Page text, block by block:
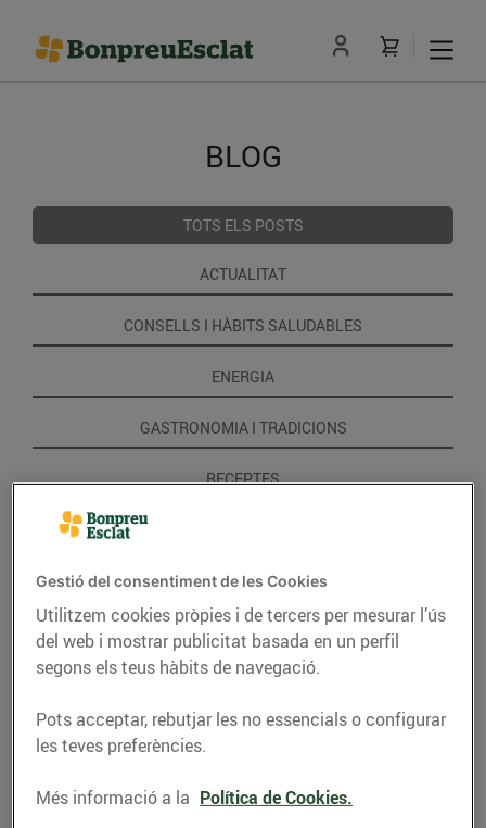
BLOG
TOTS ELS POSTS
ACTUALITAT
CONSELLS I HÀBITS SALUDABLES
ENERGIA
GASTRONOMIA I TRADICIONS
RECEPTES
RECEPTES
Gestió del consentiment de les Cookies
Utilitzem cookies pròpies i de tercers per mesurar l’ús
del web i mostrar publicitat basada en un perfil
segons els teus hàbits de navegació.
Pots acceptar, rebutjar les no essencials o configurar
les teves preferències.
Més informació a la Política de Cookies.